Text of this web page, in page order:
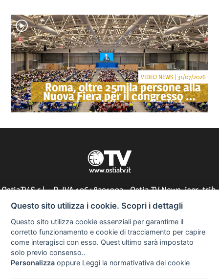
Roma, oltre 25mila persone alla
Nuova Fiera per il congresso dei
Testimoni di Geova "Felici per
sempre"
VIDEO NEWS | 31/07/2026
OstiaTV S.r.l. - P. IVA 10648291002 - Ostia TV News, iscr. trib.
di Roma n° 197/2010 - direttore responsabile: Silvia Tocci
Informazioni utili
Questo sito utilizza i cookie. Scopri i dettagli
Questo sito utilizza cookie essenziali per garantirne il
corretto funzionamento e cookie di tracciamento per capire
come interagisci con esso. Quest'ultimo sarà impostato
solo previo consenso..
Personalizza oppure Leggi la normativativa dei cookie